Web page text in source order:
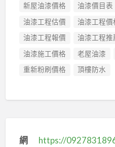
新屋油漆價格
油漆價目表
油漆工程估價
油漆工程價
油漆工程報價
油漆工程推
油漆施工價格
老屋油漆
重新粉刷價格
頂樓防水
網
https://